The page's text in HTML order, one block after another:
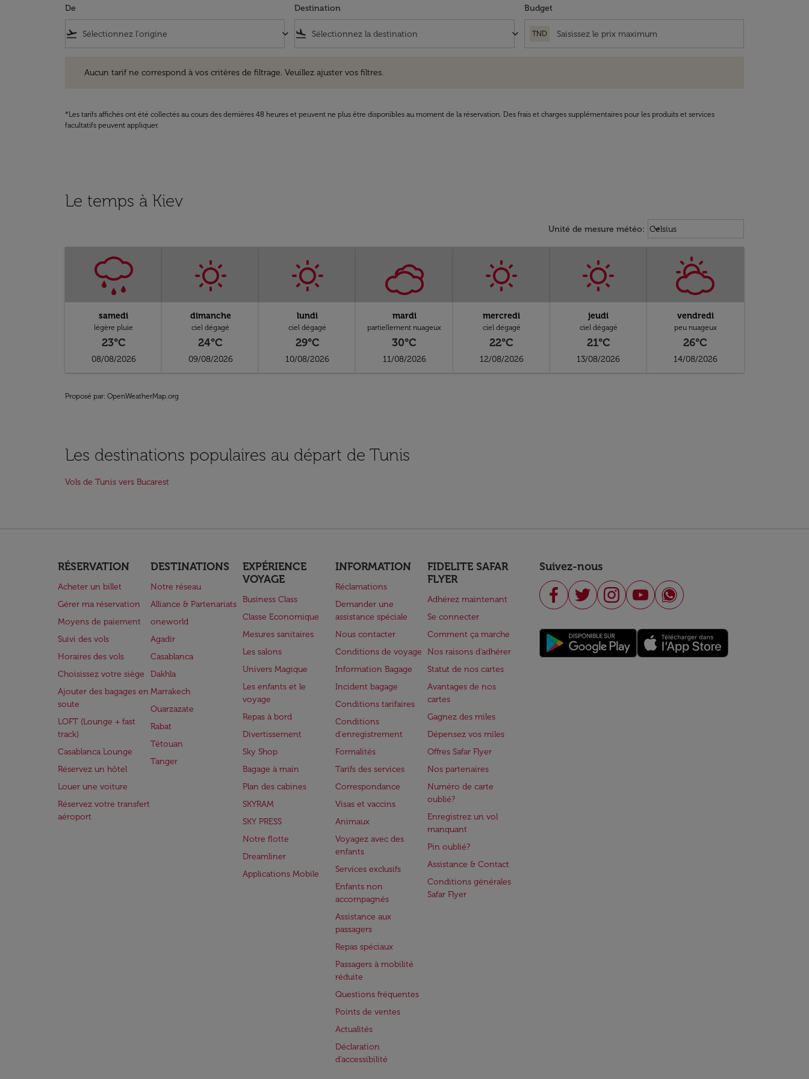
De
flight_takeoff keyboard_arrow_down
Destination
flight_land keyboard_arrow_down
Budget
TND
Aucun tarif ne correspond à vos critères de filtrage. Veuillez ajuster vos filtres.
*Les tarifs affichés ont été collectés au cours des dernières 48 heures et peuvent ne plus être disponibles au moment de la réservation. Des frais et charges supplémentaires pour les produits et services
facultatifs peuvent appliquer.
Le temps à Kiev
Unité de mesure météo: Weather unit option Celsius
Celsius
keyboard_arrow_down
samedi
légère pluie
23°C
08/08/2026
dimanche
ciel dégagé
24°C
09/08/2026
lundi
ciel dégagé
29°C
10/08/2026
mardi
partiellement nuageux
30°C
11/08/2026
mercredi
ciel dégagé
22°C
12/08/2026
jeudi
ciel dégagé
21°C
13/08/2026
vendredi
peu nuageux
26°C
14/08/2026
Proposé par: OpenWeatherMap.org
Les destinations populaires au départ de Tunis
Vols de Tunis vers Bucarest
RÉSERVATION
Acheter un billet
Gérer ma réservation
Moyens de paiement
Suivi des vols
Horaires des vols
Choisissez votre siège
Ajouter des bagages en
soute
LOFT (Lounge + fast
track)
Casablanca Lounge
Réservez un hôtel
Louer une voiture
Réservez votre transfert
aéroport
DESTINATIONS
Notre réseau
Alliance & Partenariats
oneworld
Agadir
Casablanca
Dakhla
Marrakech
Ouarzazate
Rabat
Tétouan
Tanger
EXPÉRIENCE
VOYAGE
Business Class
Classe Economique
Mesures sanitaires
Les salons
Univers Magique
Les enfants et le
voyage
Repas à bord
Divertissement
Sky Shop
Bagage à main
Plan des cabines
SKYRAM
SKY PRESS
Notre flotte
Dreamliner
Applications Mobile
INFORMATION
Réclamations
Demander une
assistance spéciale
Nous contacter
Conditions de voyage
Information Bagage
Incident bagage
Conditions tarifaires
Conditions
d'enregistrement
Formalités
Tarifs des services
Correspondance
Visas et vaccins
Animaux
Voyagez avec des
enfants
Services exclusifs
Enfants non
accompagnés
Assistance aux
passagers
Repas spéciaux
Passagers à mobilité
réduite
Questions fréquentes
Points de ventes
Actualités
Déclaration
d’accessibilité
FIDELITE SAFAR
FLYER
Adhérez maintenant
Se connecter
Comment ça marche
Nos raisons d'adhérer
Statut de nos cartes
Avantages de nos
cartes
Gagnez des miles
Dépensez vos miles
Offres Safar Flyer
Nos partenaires
Numéro de carte
oublié?
Enregistrez un vol
manquant
Pin oublié?
Assistance & Contact
Conditions générales
Safar Flyer
Suivez-nous